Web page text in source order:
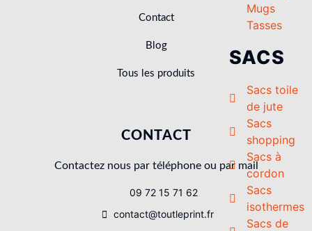
Mugs
Tasses
SACS
Sacs toile
de jute
Sacs
shopping
Sacs à
cordon
Sacs
isothermes
Sacs de
Contact
Blog
Tous les produits
CONTACT
Contactez nous par téléphone ou par mail
09 72 15 71 62
contact@toutleprint.fr